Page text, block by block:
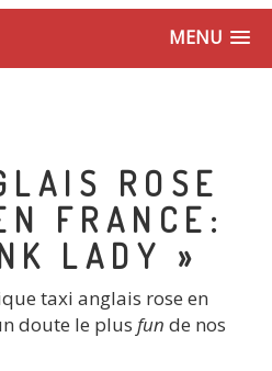
MENU
ROSE
FRANCE:
LADY »
taxi anglais rose en
doute le plus fun de nos